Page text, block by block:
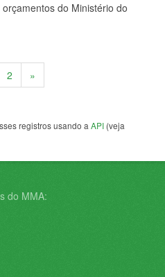
do Ministério do
2 »
registros usando a API (veja
do MMA: